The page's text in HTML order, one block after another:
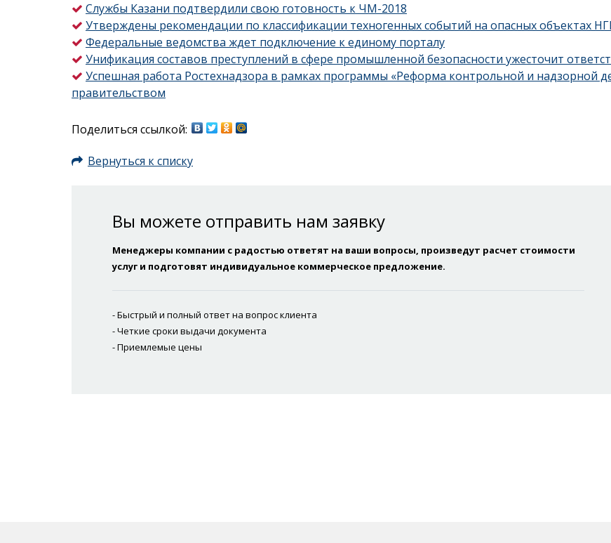
Службы Казани подтвердили свою готовность к ЧМ-2018
Утверждены рекомендации по классификации техногенных событий на опасных объектах
Федеральные ведомства ждет подключение к единому порталу
Унификация составов преступлений в сфере промышленной безопасности ужесточит
Успешная работа Ростехнадзора в рамках программы «Реформа контрольной и надзорной
правительством
Поделиться ссылкой:
Вернуться к списку
Вы можете отправить нам заявку
Менеджеры компании с радостью ответят на ваши вопросы, произведут расчет стоимости
услуг и подготовят индивидуальное коммерческое предложение.
- Быстрый и полный ответ на вопрос клиента
- Четкие сроки выдачи документа
- Приемлемые цены